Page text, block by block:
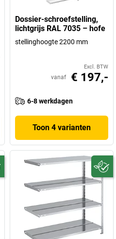
Dossier-schroefstelling,
lichtgrijs RAL 7035 – hofe
stellinghoogte 2200 mm
Excl. BTW
vanaf € 197,-
6-8 werkdagen
Toon 4 varianten